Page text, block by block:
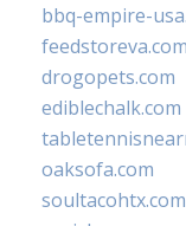
bbq-empire-
feedstoreva.com
drogopets.com
ediblechalk.com
oaksofa.com
soultacohtx.com